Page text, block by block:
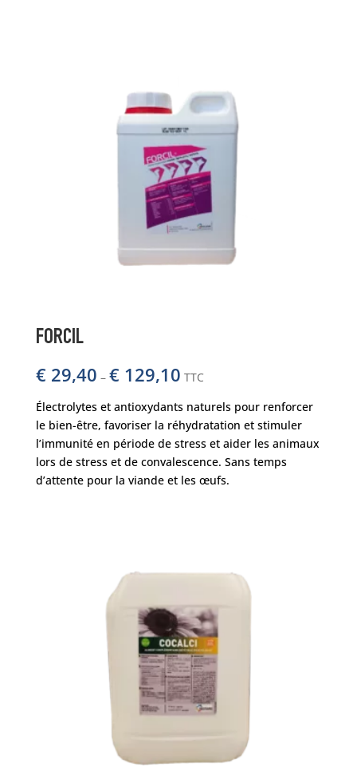
FORCIL
€ 29,40 – € 129,10 TTC
Électrolytes et antioxydants naturels pour renforcer
le bien-être, favoriser la réhydratation et stimuler
l’immunité en période de stress et aider les animaux
lors de stress et de convalescence. Sans temps
d’attente pour la viande et les œufs.